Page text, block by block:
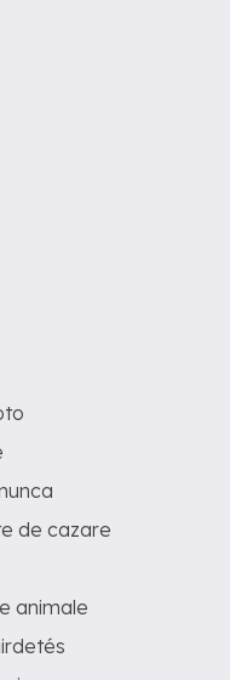
de cazare
animale